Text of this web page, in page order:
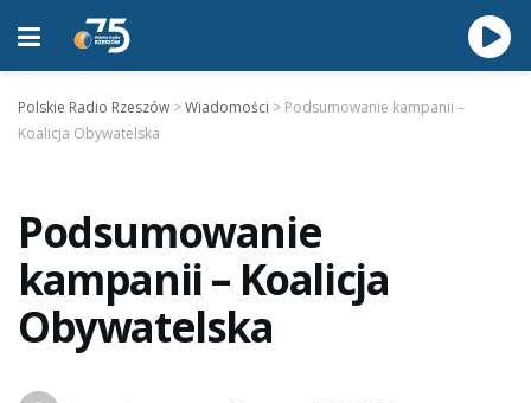
Polskie Radio Rzeszów >Wiadomości > Podsumowanie kampanii –
Koalicja Obywatelska
Podsumowanie
kampanii – Koalicja
Obywatelska